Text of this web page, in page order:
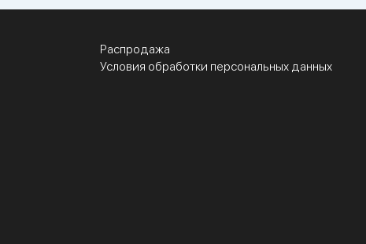
Распродажа
Условия обработки персональных данных